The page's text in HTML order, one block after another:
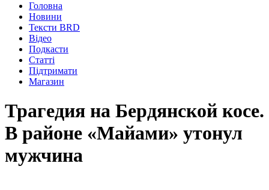
Головна
Новини
Тексти BRD
Відео
Подкасти
Статті
Підтримати
Магазин
Трагедия на Бердянской косе.
В районе «Майами» утонул
мужчина